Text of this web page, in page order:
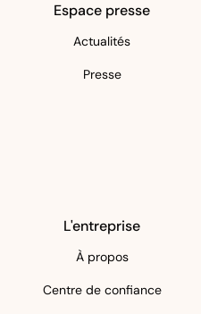
Espace presse
Actualités
Presse
L'entreprise
À propos
Centre de confiance